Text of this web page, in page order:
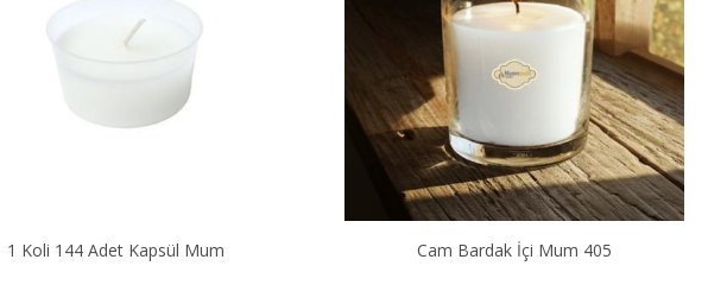
Cam Bardak İçi Mum 405 Cam Bardak İçi Mum 403